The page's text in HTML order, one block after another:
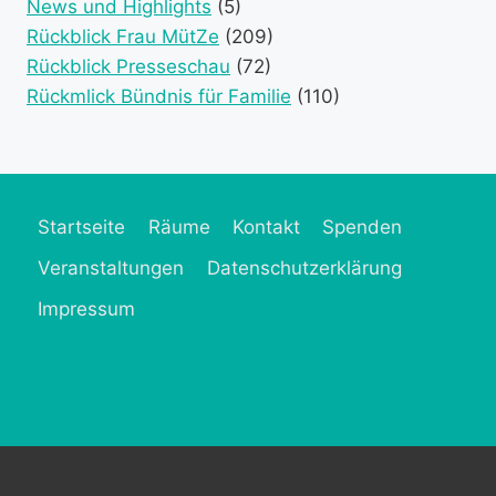
News und Highlights (5)
Rückblick Frau MütZe (209)
Rückblick Presseschau (72)
Rückmlick Bündnis für Familie (110)
Startseite Räume Kontakt
Spenden
Veranstaltungen
Datenschutzerklärung
Impressum